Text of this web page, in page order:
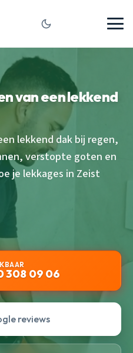
van een lekkend
lekkend dak bij regen,
verstopte goten en
je lekkages in Zeist
308 09 06
reviews